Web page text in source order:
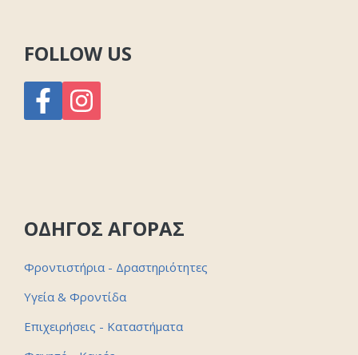
FOLLOW US
ΟΔΗΓΟΣ ΑΓΟΡΑΣ
Φροντιστήρια - Δραστηριότητες
Υγεία & Φροντίδα
Επιχειρήσεις - Καταστήματα